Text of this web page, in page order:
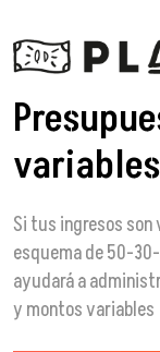
variables
Si tus ingresos
esquema de 50-
ayudará a
y montos variables